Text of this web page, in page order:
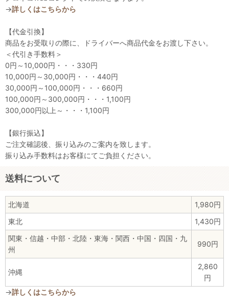
→詳しくはこちらから
【代金引換】
商品をお受取りの際に、ドライバーへ商品代金をお渡し下さい。
＜代引き手数料＞
0円～10,000円・・・330円
10,000円～30,000円・・・440円
30,000円～100,000円・・・660円
100,000円～300,000円・・・1,100円
300,000円以上～・・・1,100円
【銀行振込】
ご注文確認後、振り込みのご案内を致します。
振り込み手数料はお客様にてご負担ください。
送料について
北海道
1,980円
東北
1,430円
関東・信越・中部・北陸・東海・関西・中国・四国・九
州
990円
沖縄
2,860
円
→詳しくはこちらから